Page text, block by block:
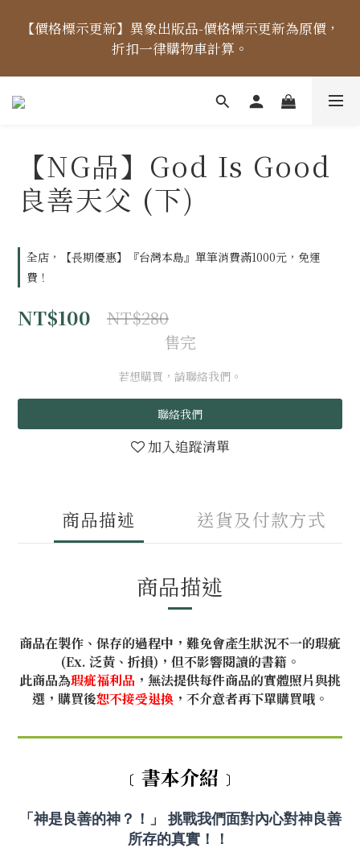
【價格標示更新】異象出版品-價格標示更新為原價，
折扣一律購物車計算。
【價格標示更新】異象出版品-價格標示更新為原價，
折扣一律購物車計算。
【出貨時間】04/14起，每周二、四、五出貨 (國定假
日除外) ，出貨日當天「中午12點前未完成付款」之訂
【免運金額】台灣地區全站滿1000元免運費！
【價格標示更新】異象出版品-價格標示更新為原價，
【NG品】God Is Good
良善天父 (下)
全店，【長期優惠】『台灣本島』單筆消費滿1000元，免運
費！
NT$100
NT$280
售完
若想購買，請聯絡我們。
聯絡我們
加入追蹤清單
商品描述 送貨及付款方式
商品描述
商品在製作、保存的過程中，難免會產生狀況不一的瑕疵
(Ex. 泛黃、折損)，但不影響閱讀的書籍。
此商品為瑕疵福利品 ，無法提供每件商品的實體照片與挑
選，購買後恕不接受退換 ，不介意者再下單購買哦。
﹝書本介紹﹞
「神是良善的神？！」 挑戰我們面對內心對神良善
所存的真實！！